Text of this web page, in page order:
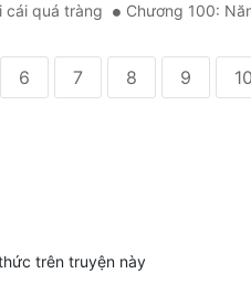
cái quá tràng Chương 100:
6 7 8 9 10
trên truyện này